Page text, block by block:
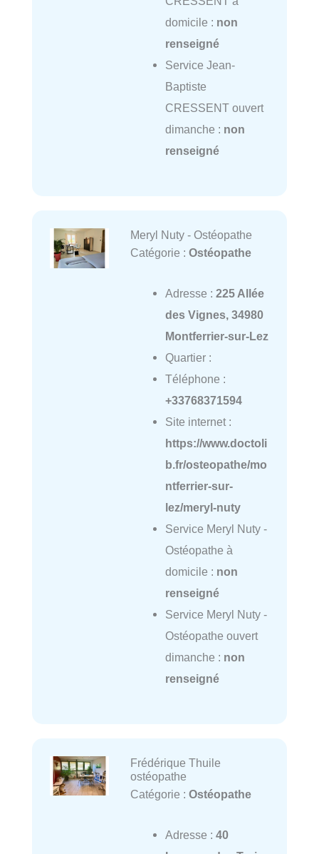
domicile : non
renseigné
Service Jean-
Baptiste
CRESSENT ouvert
dimanche : non
renseigné
Meryl Nuty - Ostéopathe
Catégorie : Ostéopathe
Adresse : 225 Allée
des Vignes, 34980
Montferrier-sur-Lez
Quartier :
Téléphone :
+33768371594
Site internet :
https://www.doctoli
b.fr/osteopathe/mo
ntferrier-sur-
lez/meryl-nuty
Service Meryl Nuty -
Ostéopathe à
domicile : non
renseigné
Service Meryl Nuty -
Ostéopathe ouvert
dimanche : non
renseigné
Frédérique Thuile
ostéopathe
Catégorie : Ostéopathe
Adresse : 40